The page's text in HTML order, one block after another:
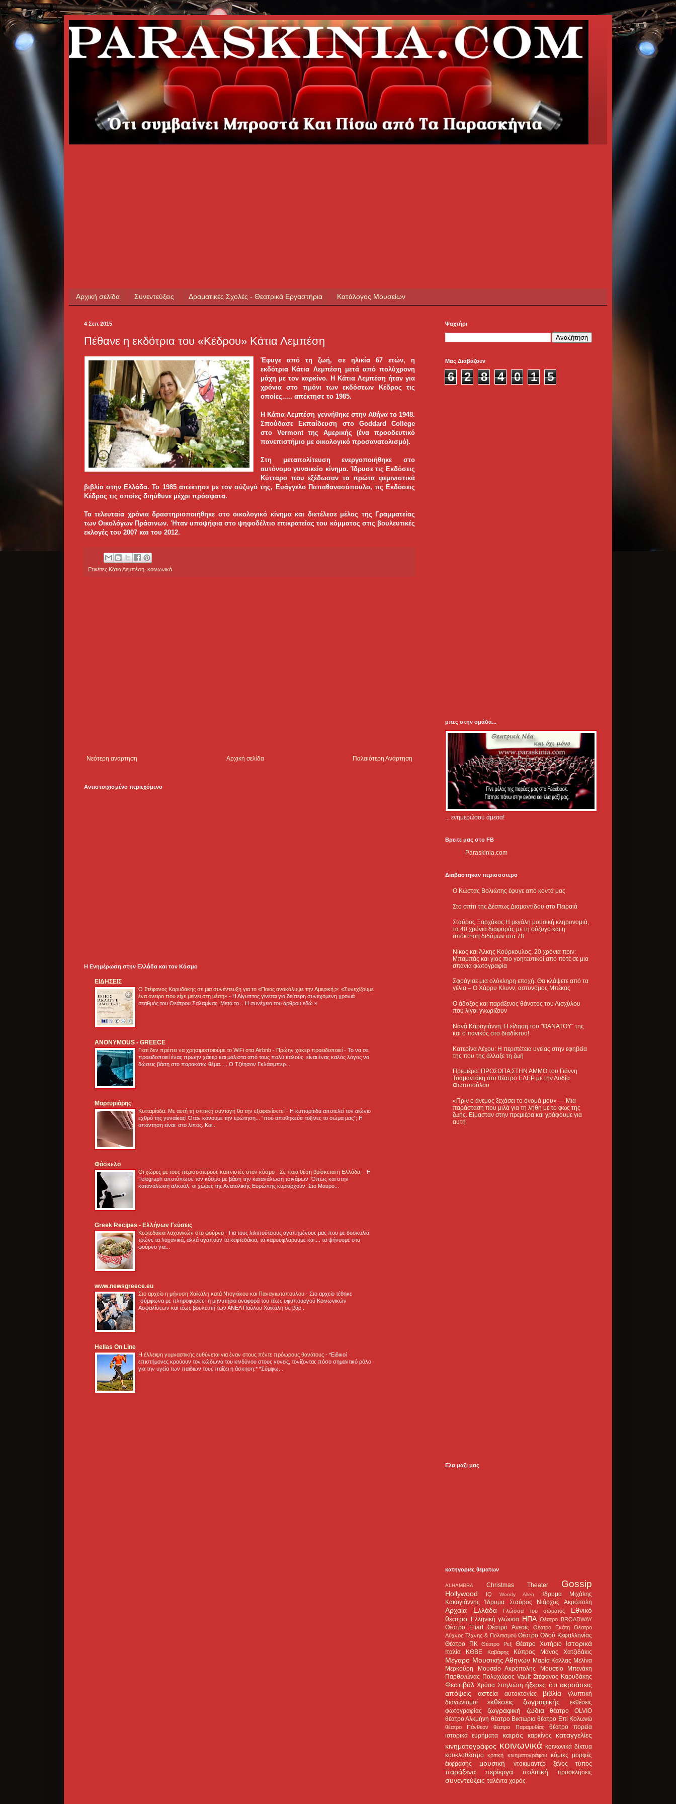
Αρχική σελίδα Συνεντεύξεις Δραματικές Σχολές - Θεατρικά Εργαστήρια Κατάλογος Μουσείων
4 Σεπ 2015
Πέθανε η εκδότρια του «Κέδρου» Κάτια Λεμπέση
Έφυγε από τη ζωή, σε ηλικία 67 ετών, η
εκδότρια Κάτια Λεμπέση μετά από πολύχρονη
μάχη με τον καρκίνο. Η Κάτια Λεμπέση ήταν για
χρόνια στο τιμόνι των εκδόσεων Κέδρος τις
οποίες..... απέκτησε το 1985.
Η Κάτια Λεμπέση γεννήθηκε στην Αθήνα το 1948.
Σπούδασε Εκπαίδευση στο Goddard College
στο Vermont της Αμερικής (ένα προοδευτικό
πανεπιστήμιο με οικολογικό προσανατολισμό).
Στη μεταπολίτευση ενεργοποιήθηκε στο
αυτόνομο γυναικείο κίνημα. Ίδρυσε τις Εκδόσεις
Κύτταρο που εξέδωσαν τα πρώτα φεμινιστικά
βιβλία στην Ελλάδα. Το 1985 απέκτησε με τον σύζυγό της, Ευάγγελο Παπαθανασόπουλο, τις Εκδόσεις
Κέδρος τις οποίες διηύθυνε μέχρι πρόσφατα.
Τα τελευταία χρόνια δραστηριοποιήθηκε στο οικολογικό κίνημα και διετέλεσε μέλος της Γραμματείας
των Οικολόγων Πράσινων. Ήταν υποψήφια στο ψηφοδέλτιο επικρατείας του κόμματος στις βουλευτικές
εκλογές του 2007 και του 2012.
Ετικέτες Κάτια Λεμπέση κοινωνικά
Νεότερη ανάρτηση Παλαιότερη Ανάρτηση
Αρχική σελίδα
Αντιστοιχισμένο περιεχόμενο
Η Ενημέρωση στην Ελλάδα και τoν Κόσμο
ΕΙΔΗΣΕΙΣ
Ο Στέφανος Καρυδάκης σε μια συνέντευξη για το «Ποιος ανακάλυψε την Αμερική;»: «Συνεχίζουμε
ένα όνειρο που είχε μείνει στη μέση» - Η Αίγυπτος γίνεται για δεύτερη συνεχόμενη χρονιά
σταθμός του Θεάτρου Σαλαμίνας. Μετά το... Η συνέχεια του άρθρου εδώ »
ANONYMOUS - GREECE
Γιατί δεν πρέπει να χρησιμοποιούμε το WiFi στα Airbnb - Πρώην χάκερ προειδοποιεί- Το να σε
προειδοποιεί ένας πρώην χάκερ και μάλιστα από τους πολύ καλούς, είναι ένας καλός λόγος να
δώσεις βάση στο παρακάτω θέμα. ... Ο Τζέησον Γκλάσμπερ...
Μαρτυριάρης
Κυτταρίτιδα: Με αυτή τη σπιτική συνταγή θα την εξαφανίσετε! - H κυτταρίτιδα αποτελεί τον αιώνιο
εχθρό της γυναίκας! Όταν κάνουμε την ερώτηση... “πού αποθηκεύει τοξίνες το σώμα μας”; Η
απάντηση είναι: στο λίπος. Και...
Φάσκελο
Οι χώρες με τους περισσότερους καπνιστές στον κόσμο - Σε ποια θέση βρίσκεται η Ελλάδα; - Η
Telegraph αποτύπωσε τον κόσμο με βάση την κατανάλωση τσιγάρων. Όπως και στην
κατανάλωση αλκοόλ, οι χώρες της Ανατολικής Ευρώπης κυριαρχούν. Στο Μαυρο...
Greek Recipes - Ελλήνων Γεύσεις
Κεφτεδάκια λαχανικών στο φούρνο - Για τους λιλιπούτειους αγαπημένους μας που με δυσκολία
τρώνε τα λαχανικά, αλλά αγαπούν τα κεφτεδάκια, τα καμουφλάρουμε και.... τα ψήνουμε στο
φούρνο για...
www.newsgreece.eu
Στο αρχείο η μήνυση Χαϊκάλη κατά Ντογιάκου και Παναγιωτόπουλου - Στο αρχείο τέθηκε
-σύμφωνα με πληροφορίες- η μηνυτήρια αναφορά του τέως υφυπουργού Κοινωνικών
Ασφαλίσεων και τέως βουλευτή των ΑΝΕΛ Παύλου Χαϊκάλη σε βάρ...
Hellas On Line
Η έλλειψη γυμναστικής ευθύνεται για έναν στους πέντε πρόωρους θανάτους - *Ειδικοί
επιστήμονες κρούουν τον κώδωνα του κινδύνου στους γονείς, τονίζοντας πόσο σημαντικό ρόλο
για την υγεία των παιδιών τους παίζει η άσκηση.* *Σύμφω...
Ψαχτήρι
Μας Διαβάζουν
6 2 8 4 0 1 5
μπες στην ομάδα...
... ενημερώσου άμεσα!
Βρειτε μας στο FB
Paraskinia.com
Διαβαστηκαν περισσοτερο
Ο Κώστας Βολιώτης έφυγε από κοντά μας
Στο σπίτι της Δέσπως Διαμαντίδου στο Πειραιά
Σταύρος Ξαρχάκος:Η μεγάλη μουσική κληρονομιά,
τα 40 χρόνια διαφοράς με τη σύζυγο και η
απόκτηση διδύμων στα 78
Νίκος και Άλκης Κούρκουλος, 20 χρόνια πριν:
Μπαμπάς και γιος πιο γοητευτικοί από ποτέ σε μια
σπάνια φωτογραφία
Σφράγισε μια ολόκληρη εποχή: Θα κλάψετε από τα
γέλια – Ο Χάρρυ Κλυνν, αστυνόμος Μπέκας
Ο άδοξος και παράξενος θάνατος του Αισχύλου
που λίγοι γνωρίζουν
Νανά Καραγιάννη: Η είδηση του "ΘΑΝΑΤΟΥ" της
και ο πανικός στο διαδίκτυο!
Κατερίνα Λέχου: Η περιπέτεια υγείας στην εφηβεία
της που της άλλαξε τη ζωή
Πρεμιέρα: ΠΡΟΣΩΠΑ ΣΤΗΝ ΑΜΜΟ του Γιάννη
Τσαμαντάκη στο θέατρο ΕΛΕΡ με την Λυδία
Φωτοπούλου
«Πριν ο άνεμος ξεχάσει το όνομά μου» — Μια
παράσταση που μιλά για τη λήθη με το φως της
ζωής. Είμασταν στην πρεμιέρα και γράφουμε για
αυτή
Ελα μαζι μας
κατηγοριες θεματων
ALHAMBRA Christmas Theater Gossip
Hollywood IQ Woody Allen
Ίδρυμα Μιχάλης
Κακογιάννης
Ίδρυμα Σταύρος Νιάρχος Ακρόπολη
Αρχαία Ελλάδα Γλώσσα του σώματος
Εθνικό
θέατρο Ελληνική γλώσσα ΗΠΑ Θέατρο BROADWAY
Θέατρο Eliart Θέατρο Άνεσις Θέατρο Εκάτη
Θέατρο
Λύχνος Τέχνης & Πολιτισμού Θέατρο Οδού Κεφαλληνίας
Θέατρο ΠΚ
Θέατρο Ρεξ Θέατρο Χυτήριο Ιστορικά
Ιταλία ΚΘΒΕ Καβάφης Κύπρος Μάνος Χατζιδάκις
Μέγαρο Μουσικής Αθηνών Μαρία Κάλλας Μελίνα
Μερκούρη
Μουσείο Ακρόπολης
Μουσείο Μπενάκη
Παρθενώνας Πολυχώρος Vault Στέφανος Καρυδάκης
Φεστιβάλ Χρύσα Σπηλιώτη ήξερες ότι ακροάσεις
απόψεις
αστεία αυτοκτονίες βιβλία
γλυπτική
διαγωνισμοί
εκθέσεις ζωγραφικής
εκθέσεις
φωτογραφίας
ζωγραφική ζώδια
θέατρο OLVIO
θέατρο Αλκμήνη θέατρο Βικτώρια θέατρο Επί Κολωνώ
θέατρο Πάνθεον θέατρο Παραμυθίας
θέατρο πορεία
ιστορικά ευρήματα
καιρός καρκίνος
καταγγελίες
κινηματογράφος κοινωνικά κοινωνικά δίκτυα
κουκλοθέατρο
κριτική κινηματογράφου κόμικς μορφές
έκφρασης
μουσική ντοκιμαντέρ ξένος τύπος
παράξενα περίεργα πολιτική προσκλήσεις
συνεντεύξεις ταλέντα χορός